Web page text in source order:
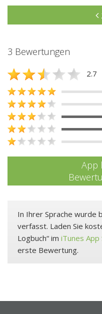
3 Bewertungen
2.7
App
In Ihrer Sprache wurde
verfasst. Laden Sie
Logbuch“ im iTunes App
erste Bewertung.